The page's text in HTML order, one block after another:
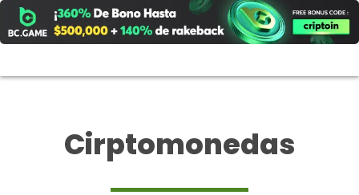
al
contenido
Cirptomonedas